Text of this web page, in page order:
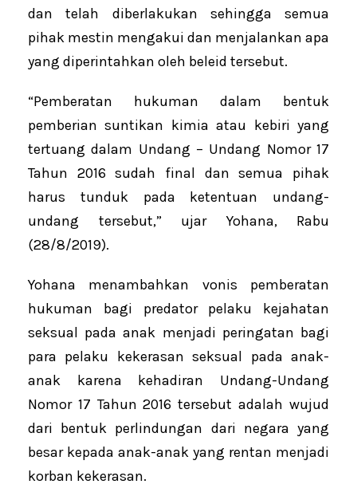
dan telah diberlakukan sehingga semua
pihak mestin mengakui dan menjalankan apa
yang diperintahkan oleh beleid tersebut.
“Pemberatan hukuman dalam bentuk
pemberian suntikan kimia atau kebiri yang
tertuang dalam Undang – Undang Nomor 17
Tahun 2016 sudah final dan semua pihak
harus tunduk pada ketentuan undang-
undang tersebut,” ujar Yohana, Rabu
(28/8/2019).
Yohana menambahkan vonis pemberatan
hukuman bagi predator pelaku kejahatan
seksual pada anak menjadi peringatan bagi
para pelaku kekerasan seksual pada anak-
anak karena kehadiran Undang-Undang
Nomor 17 Tahun 2016 tersebut adalah wujud
dari bentuk perlindungan dari negara yang
besar kepada anak-anak yang rentan menjadi
korban kekerasan.